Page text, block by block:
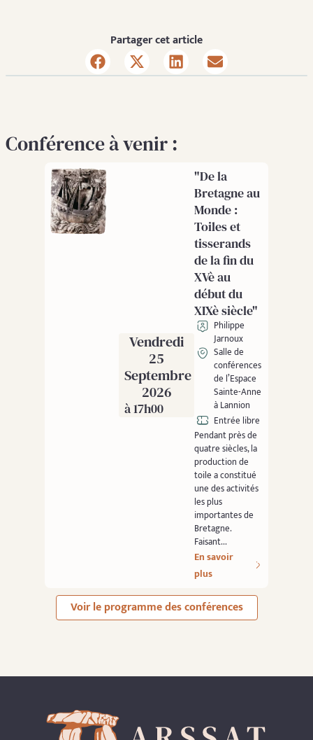
Partager cet article
Conférence à venir :
Vendredi
25
Septembre
2026
à 17h00
"De la
Bretagne au
Monde :
Toiles et
tisserands
de la fin du
XVè au
début du
XIXè siècle"
Philippe
Jarnoux
Salle de
conférences
de l’Espace
Sainte-Anne
à Lannion
Entrée libre
Pendant près de
quatre siècles, la
production de
toile a constitué
une des activités
les plus
importantes de
Bretagne.
Faisant...
En savoir
plus
Voir le programme des conférences